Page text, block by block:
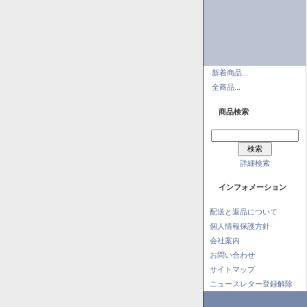
新着商品...
全商品...
商品検索
詳細検索
インフォメーション
配送と返品について
個人情報保護方針
会社案内
お問い合わせ
サイトマップ
ニュースレター登録解除